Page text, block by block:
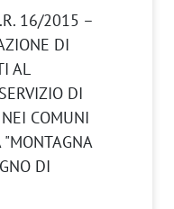
16/2015 –
DI
AL
DI
COMUNI
"MONTAGNA
DI